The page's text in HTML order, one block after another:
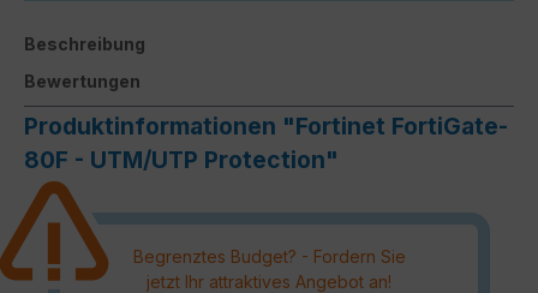
Beschreibung
Bewertungen
Produktinformationen "Fortinet FortiGate-
80F - UTM/UTP Protection"
Begrenztes Budget? - Fordern Sie
jetzt Ihr attraktives Angebot an!